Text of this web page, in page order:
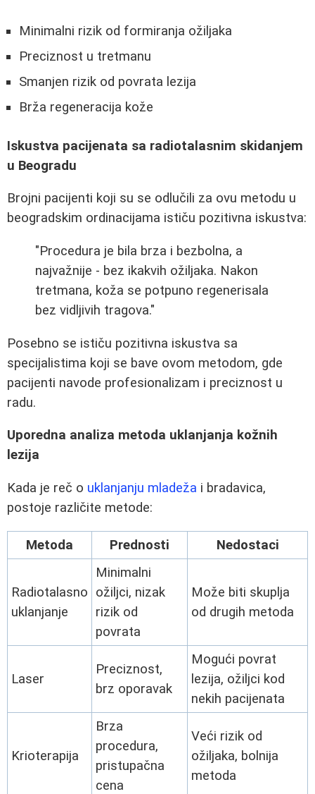
Minimalni rizik od formiranja ožiljaka
Preciznost u tretmanu
Smanjen rizik od povrata lezija
Brža regeneracija kože
Iskustva pacijenata sa radiotalasnim skidanjem
u Beogradu
Brojni pacijenti koji su se odlučili za ovu metodu u
beogradskim ordinacijama ističu pozitivna iskustva:
"Procedura je bila brza i bezbolna, a
najvažnije - bez ikakvih ožiljaka. Nakon
tretmana, koža se potpuno regenerisala
bez vidljivih tragova."
Posebno se ističu pozitivna iskustva sa
specijalistima koji se bave ovom metodom, gde
pacijenti navode profesionalizam i preciznost u
radu.
Uporedna analiza metoda uklanjanja kožnih
lezija
Kada je reč o uklanjanju mladeža i bradavica,
postoje različite metode:
Metoda Prednosti Nedostaci
Radiotalasno
uklanjanje
Minimalni
ožiljci, nizak
rizik od
povrata
Može biti skuplja
od drugih metoda
Laser
Preciznost,
brz oporavak
Mogući povrat
lezija, ožiljci kod
nekih pacijenata
Krioterapija
Brza
procedura,
pristupačna
cena
Veći rizik od
ožiljaka, bolnija
metoda